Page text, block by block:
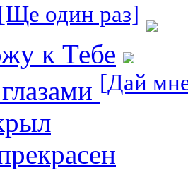
[Ще один раз]
к Тебе
[Дай